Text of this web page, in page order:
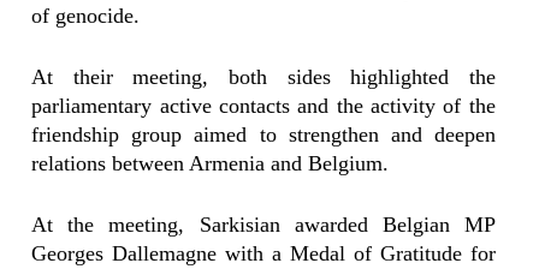
of genocide.
At their meeting, both sides highlighted the
parliamentary active contacts and the activity of the
friendship group aimed to strengthen and deepen
relations between Armenia and Belgium.
At the meeting, Sarkisian awarded Belgian MP
Georges Dallemagne with a Medal of Gratitude for